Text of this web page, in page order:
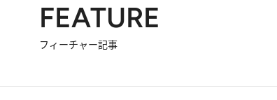
FEATURE
フィーチャー記事